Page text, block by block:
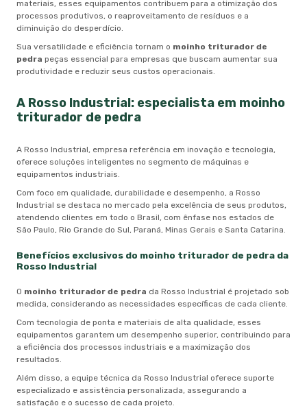
materiais, esses equipamentos contribuem para a otimização dos
processos produtivos, o reaproveitamento de resíduos e a
diminuição do desperdício.
Sua versatilidade e eficiência tornam o moinho triturador de
pedra peças essencial para empresas que buscam aumentar sua
produtividade e reduzir seus custos operacionais.
A Rosso Industrial: especialista em moinho
triturador de pedra
A Rosso Industrial, empresa referência em inovação e tecnologia,
oferece soluções inteligentes no segmento de máquinas e
equipamentos industriais.
Com foco em qualidade, durabilidade e desempenho, a Rosso
Industrial se destaca no mercado pela excelência de seus produtos,
atendendo clientes em todo o Brasil, com ênfase nos estados de
São Paulo, Rio Grande do Sul, Paraná, Minas Gerais e Santa Catarina.
Benefícios exclusivos do moinho triturador de pedra da
Rosso Industrial
O moinho triturador de pedra da Rosso Industrial é projetado sob
medida, considerando as necessidades específicas de cada cliente.
Com tecnologia de ponta e materiais de alta qualidade, esses
equipamentos garantem um desempenho superior, contribuindo para
a eficiência dos processos industriais e a maximização dos
resultados.
Além disso, a equipe técnica da Rosso Industrial oferece suporte
especializado e assistência personalizada, assegurando a
satisfação e o sucesso de cada projeto.